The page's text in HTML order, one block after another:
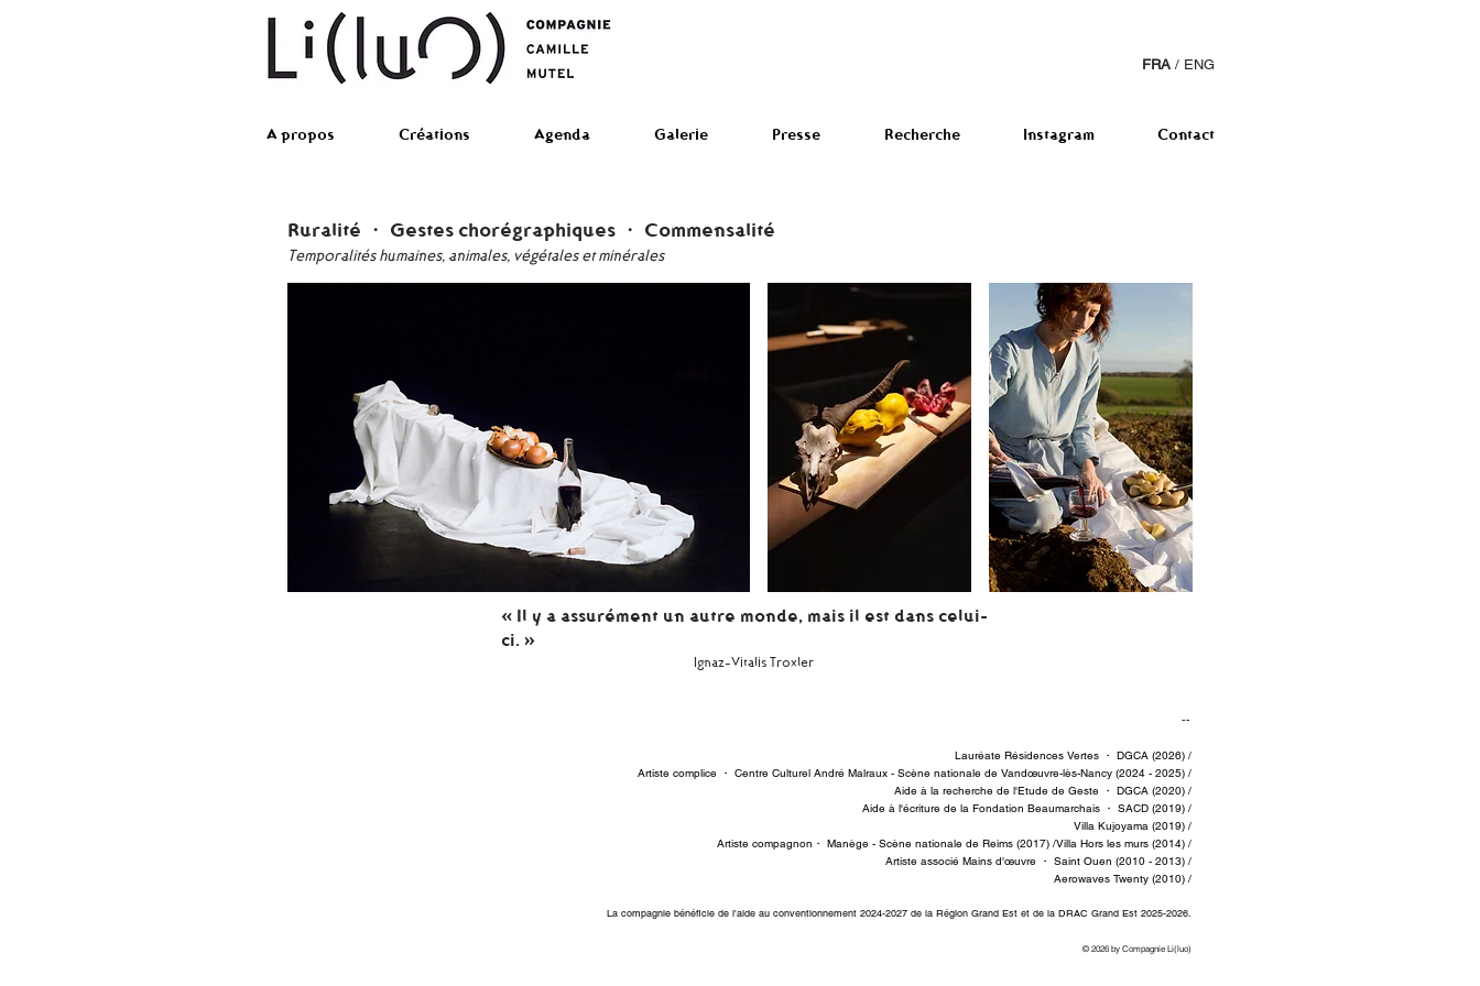
FRA / ENG
A propos Créations Agenda Galerie Presse Recherche Instagram Contact
Ruralité ···・ Gestes chorégraphiques ・ Commensalité
Temporalités humaines, animales, végétales et minérales
« Il y a assurément un autre monde, mais il est dans celui-
ci. »
Ignaz-Vitalis Troxler
--
Lauréate Résidences Vertes ・ DGCA (2026) /
Artiste complice ・ Centre Culturel André Malraux - Scène nationale de Vandœuvre-lès-Nancy (2024 - 2025) /
Aide à la recherche de l'Etude de Geste ・ DGCA (2020) /
Aide à l'écriture de la Fondation Beaumarchais ・ SACD (2019) /
Villa Kujoyama (2019) /
Artiste compagnon・ Manège - Scène nationale de Reims (2017) /Villa Hors les murs (2014) /
Artiste associé Mains d'œuvre ・ Saint Ouen (2010 - 2013) /
Aerowaves Twenty (​2010) /
La compagnie bénéficie de l'aide au conventionnement 2024-2027 de la Région Grand Est et de la DRAC Grand Est 2025-2026.
© 2026 by Compagnie Li(luo)